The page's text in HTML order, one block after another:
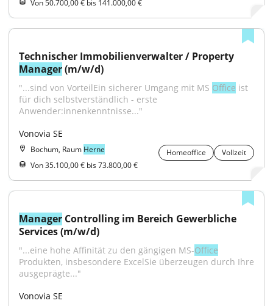
Von 50.700,00 € bis 141.000,00 €
Manager (m/w/d)
"...sind von VorteilEin sicherer Umgang mit MS Office ist
für dich selbstverständlich - erste
Anwender:innenkenntnisse..."
Vonovia SE
Bochum, Raum Herne Homeoffice
Vollzeit
Von 35.100,00 € bis 73.800,00 €
Manager Controlling im Bereich Gewerbliche
Services (m/w/d)
"...eine hohe Affinität zu den gängigen MS-Office
Produkten, insbesondere ExcelSie überzeugen durch Ihre
ausgeprägte..."
Vonovia SE